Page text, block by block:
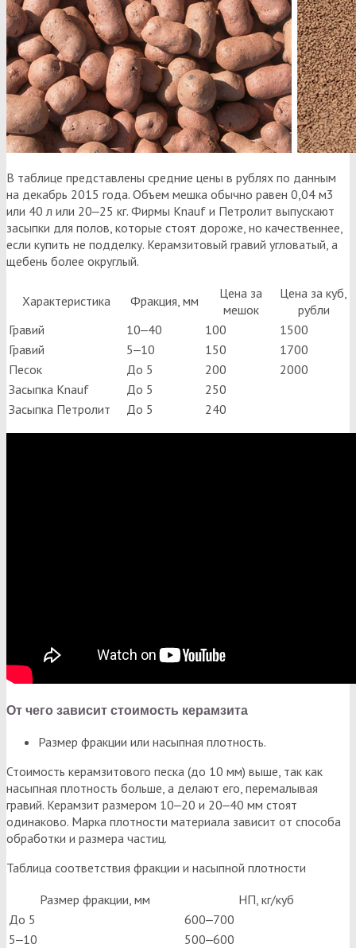
В таблице представлены средние цены в рублях по данным
на декабрь 2015 года. Объем мешка обычно равен 0,04 м3
или 40 л или 20‒25 кг. Фирмы Knauf и Петролит выпускают
засыпки для полов, которые стоят дороже, но качественнее,
если купить не подделку. Керамзитовый гравий угловатый, а
щебень более округлый.
Характеристика Фракция, мм
Цена за
мешок
Цена за куб,
рубли
Гравий
10‒40 100
1500
Гравий
5‒10 150
1700
Песок
До 5 200
2000
Засыпка Knauf
До 5
250
Засыпка Петролит
До 5 240
От чего зависит стоимость керамзита
Размер фракции или насыпная плотность.
Стоимость керамзитового песка (до 10 мм) выше, так как
насыпная плотность больше, а делают его, перемалывая
гравий. Керамзит размером 10‒20 и 20‒40 мм стоят
одинаково. Марка плотности материала зависит от способа
обработки и размера частиц.
Таблица соответствия фракции и насыпной плотности
Размер фракции, мм
НП, кг/куб
До 5
600‒700
5‒10
500‒600